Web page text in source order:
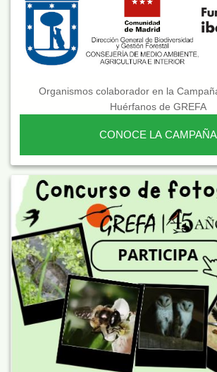
Organismos colaborador en la
Huérfanos de GREFA
CONOCE LA CAMPAÑA